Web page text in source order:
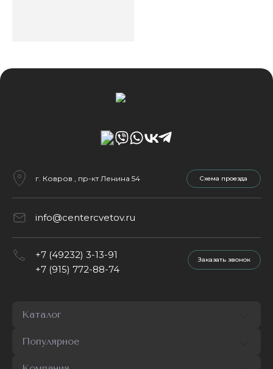
г. Ковров , пр-кт Ленина 54 Cхема проезда
info@centercvetov.ru
+7 (49232) 3-13-91
+7 (915) 772-88-74
Заказать звонок
Каталог
Популярное